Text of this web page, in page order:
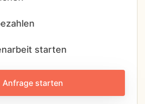
starten
Anfrage starten